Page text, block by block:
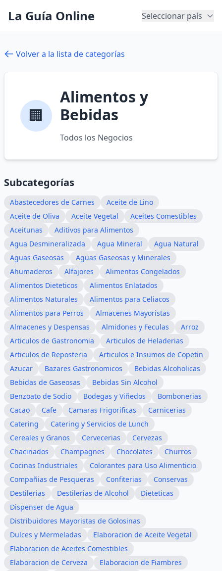
La Guía Online Seleccionar país
Volver a la lista de categorías
🏢
Alimentos y
Bebidas
Todos los Negocios
Subcategorías
Abastecedores de Carnes
Aceite de Lino
Aceite de Oliva
Aceite Vegetal
Aceites Comestibles
Aceitunas
Aditivos para Alimentos
Agua Desmineralizada
Agua Mineral
Agua Natural
Aguas Gaseosas
Aguas Gaseosas y Minerales
Ahumaderos
Alfajores
Alimentos Congelados
Alimentos Dieteticos
Alimentos Enlatados
Alimentos Naturales
Alimentos para Celiacos
Alimentos para Perros
Almacenes Mayoristas
Almacenes y Despensas
Almidones y Feculas
Arroz
Articulos de Gastronomia
Articulos de Heladerias
Articulos de Reposteria
Articulos e Insumos de Copetin
Azucar
Bazares Gastronomicos
Bebidas Alcoholicas
Bebidas de Gaseosas
Bebidas Sin Alcohol
Benzoato de Sodio
Bodegas y Viñedos
Bombonerias
Cacao
Cafe Camaras Frigorificas
Carnicerias
Catering
Catering y Servicios de Lunch
Cereales y Granos
Cervecerias
Cervezas
Chacinados
Champagnes Chocolates
Churros
Cocinas Industriales
Colorantes para Uso Alimenticio
Compañias de Pesqueras
Confiterias
Conservas
Destilerias
Destilerias de Alcohol
Dieteticas
Dispenser de Agua
Distribuidores Mayoristas de Golosinas
Dulces y Mermeladas
Elaboracion de Aceite Vegetal
Elaboracion de Aceites Comestibles
Elaboracion de Cerveza
Elaboracion de Fiambres